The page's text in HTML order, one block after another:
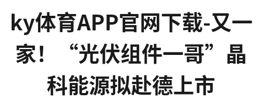
ky体育APP官网下载-又一
家！“光伏组件一哥”晶
科能源拟赴德上市